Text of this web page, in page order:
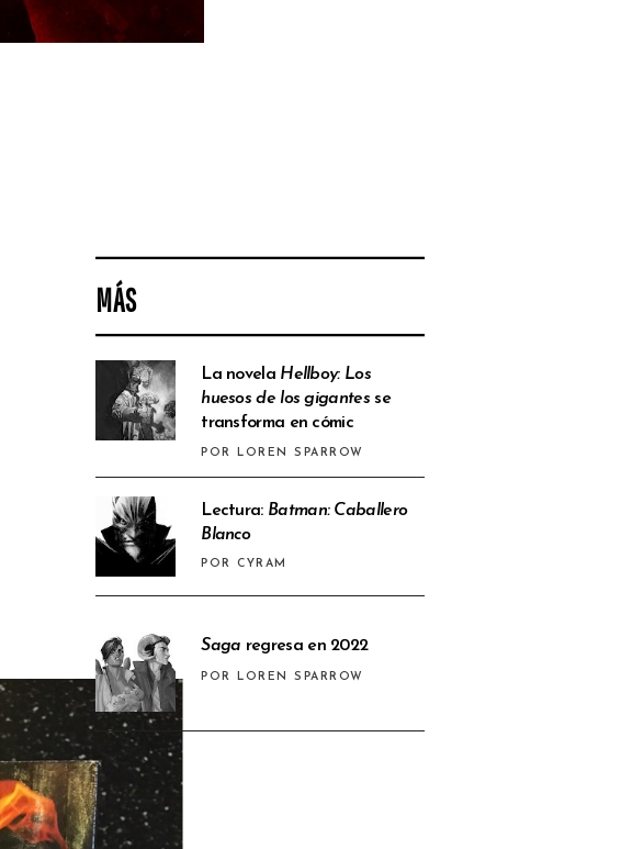
MÁS
La novela Hellboy: Los
huesos de los gigantesse
transforma en cómic
POR LOREN SPARROW
Lectura: Batman: Caballero
Blanco
POR CYRAM
Saga regresa en 2022
POR LOREN SPARROW